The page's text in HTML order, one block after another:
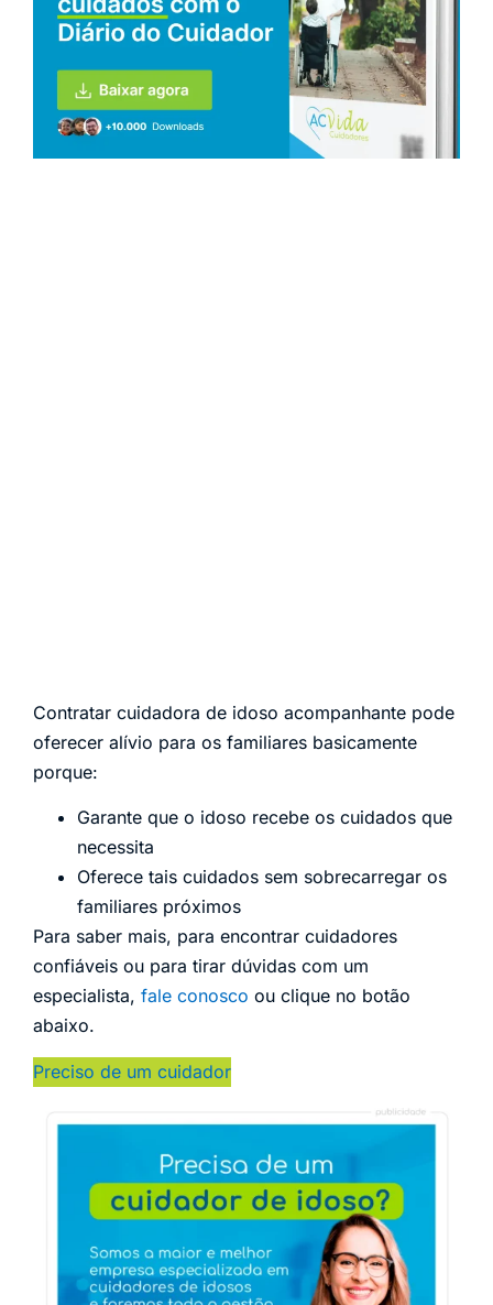
Contratar cuidadora de idoso acompanhante pode
oferecer alívio para os familiares basicamente
porque:
Garante que o idoso recebe os cuidados que
necessita
Oferece tais cuidados sem sobrecarregar os
familiares próximos
Para saber mais, para encontrar cuidadores
confiáveis ou para tirar dúvidas com um
especialista, fale conosco ou clique no botão
abaixo.
Preciso de um cuidador